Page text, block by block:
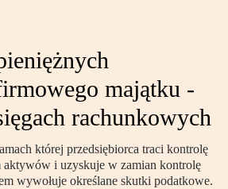
majątku -
rachunkowych
której przedsiębiorca traci kontrolę
aktywów i uzyskuje w zamian kontrolę
wywołuje określane skutki podatkowe.